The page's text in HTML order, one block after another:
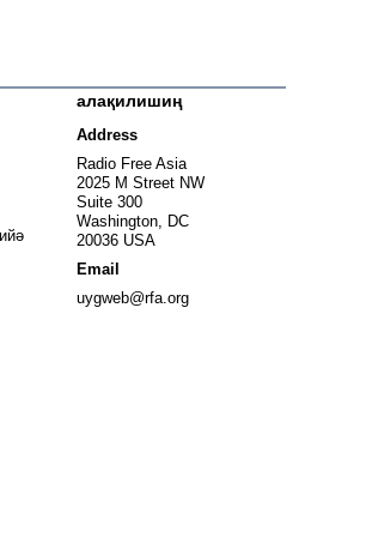
алақилишиң
Address
Radio Free Asia
2025 M Street NW
Suite 300
Washington, DC
20036 USA
Email
uygweb@rfa.org